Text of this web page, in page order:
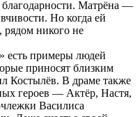
Матрёна —
Но когда ей
рядом никого не
есть примеры людей
приносят близким
Костылёв. В драме также
героев — Актёр, Настя,
Василиса